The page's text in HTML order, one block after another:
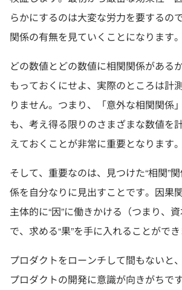
らかにするのは大変な労力を要するの
関係の有無を見ていくことになります。
どの数値とどの数値に相関関係がある
もっておくにせよ、実際のところは計
りません。つまり、「意外な相関関係
も、考え得る限りのさまざまな数値を
えておくことが非常に重要となります。
そして、重要なのは、見つけた“相関”
係を自分なりに見出すことです。因果
主体的に“因”に働きかける（つまり、
で、求める“果”を手に入れることができ
プロダクトをローンチして間もないと
プロダクトの開発に意識が向きがちで